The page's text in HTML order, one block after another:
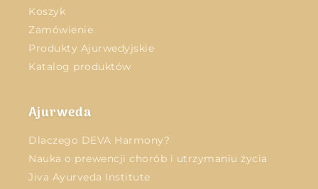
Koszyk
Zamówienie
Produkty Ajurwedyjskie
Katalog produktów
Ajurweda
Dlaczego DEVA Harmony?
Nauka o prewencji chorób i utrzymaniu życia
Jiva Ayurveda Institute